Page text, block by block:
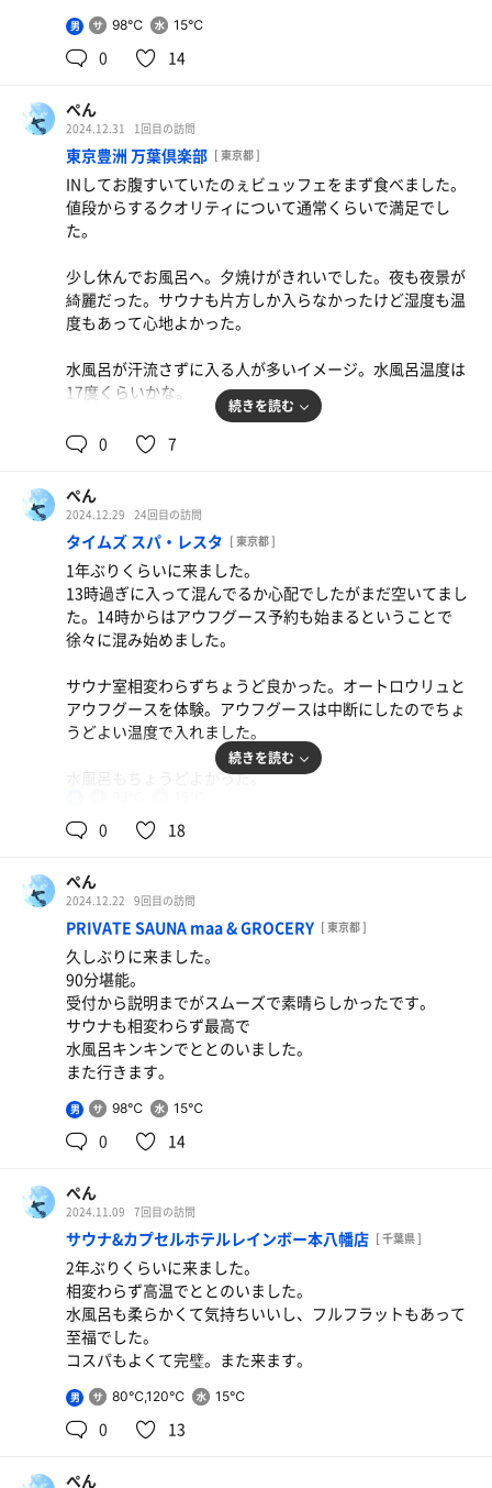
男 98℃ 15℃
0 14
ぺん
2024.12.31 1回目の訪問
東京豊洲 万葉倶楽部 [ 東京都 ]
INしてお腹すいていたのぇビュッフェをまず食べました。
値段からするクオリティについて通常くらいで満足でし
た。
少し休んでお風呂へ。夕焼けがきれいでした。夜も夜景が
綺麗だった。サウナも片方しか入らなかったけど湿度も温
度もあって心地よかった。
水風呂が汗流さずに入る人が多いイメージ。水風呂温度は
17度くらいかな。
外気浴最高でした。デッキチェアフルフラットがめちゃく
ちゃ空いてました。ただ寒いので屋内でやすみました。屋
内にもデッキチェア増やして欲しい。
人がかなり多いイメージで、エレベーターも混むし、海外
の方が多くて治安が悪い部分も。リピートはないかな、
続きを読む
0 7
ぺん
2024.12.29 24回目の訪問
タイムズ スパ・レスタ [ 東京都 ]
1年ぶりくらいに来ました。
13時過ぎに入って混んでるか心配でしたがまだ空いてまし
た。14時からはアウフグース予約も始まるということで
徐々に混み始めました。
サウナ室相変わらずちょうど良かった。オートロウリュと
アウフグースを体験。アウフグースは中断にしたのでちょ
うどよい温度で入れました。
水風呂もちょうどよかった。
外気浴は外はめちゃくちゃ寒い。外気浴したあと屋内のデ
ッキチェアで休むのがベスト。
仕事金曜日に終わって、土曜はまだ休まった感じなくてよ
うやくサウナ行って1年ふりかえって年末感がでてきまし
た。1年頑張った。
続きを読む
0 18
ぺん
2024.12.22 9回目の訪問
PRIVATE SAUNA maa & GROCERY [ 東京都 ]
久しぶりに来ました。
90分堪能。
受付から説明までがスムーズで素晴らしかったです。
サウナも相変わらず最高で
水風呂キンキンでととのいました。
また行きます。
男 98℃ 15℃
0 14
ぺん
2024.11.09 7回目の訪問
サウナ&カプセルホテルレインボー本八幡店 [ 千葉県 ]
2年ぶりくらいに来ました。
相変わらず高温でととのいました。
水風呂も柔らかくて気持ちいいし、フルフラットもあって
至福でした。
コスパもよくて完璧。また来ます。
男 80℃,120℃ 15℃
0 13
ぺん